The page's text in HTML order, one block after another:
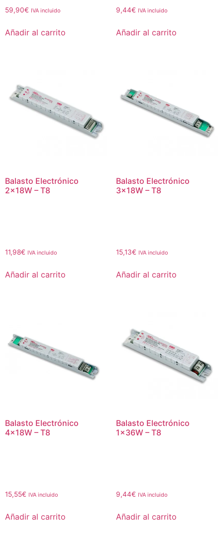
59,90€ IVA incluido
Añadir al carrito
9,44€ IVA incluido
Añadir al carrito
Balasto Electrónico
2x18W – T8
11,98€ IVA incluido
Añadir al carrito
Balasto Electrónico
3x18W – T8
15,13€ IVA incluido
Añadir al carrito
Balasto Electrónico
4x18W – T8
15,55€ IVA incluido
Añadir al carrito
Balasto Electrónico
1x36W – T8
9,44€ IVA incluido
Añadir al carrito